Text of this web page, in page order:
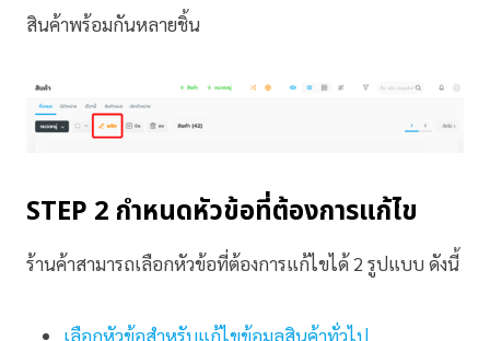
สินค้าพร้อมกันหลายชิ้น
STEP 2 กำหนดหัวข้อที่ต้องการแก้ไข
ร้านค้าสามารถเลือกหัวข้อที่ต้องการแก้ไขได้ 2 รูปแบบ ดังนี้
เลือกหัวข้อสำหรับแก้ไขข้อมูลสินค้าทั่วไป